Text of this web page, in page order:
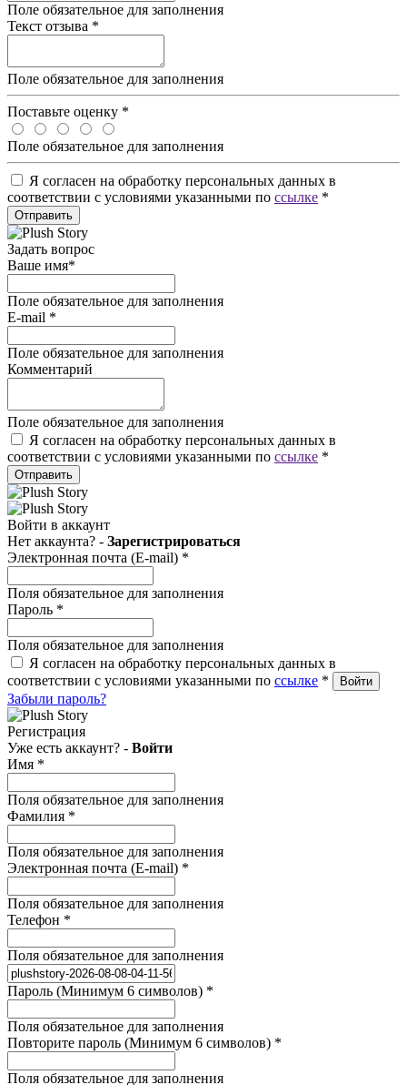
Поле обязательное для заполнения
Текст отзыва *
Поле обязательное для заполнения
Поставьте оценку *
Поле обязательное для заполнения
Я согласен на обработку персональных данных в
соответствии с условиями указанными по ссылке *
Отправить
Задать вопрос
Ваше имя*
Поле обязательное для заполнения
E-mail *
Поле обязательное для заполнения
Комментарий
Поле обязательное для заполнения
Я согласен на обработку персональных данных в
соответствии с условиями указанными по ссылке *
Отправить
Войти в аккаунт
Нет аккаунта? - Зарегистрироваться
Электронная почта (E-mail) *
Поля обязательное для заполнения
Пароль *
Поля обязательное для заполнения
Я согласен на обработку персональных данных в
соответствии с условиями указанными по ссылке *
Забыли пароль?
Регистрация
Уже есть аккаунт? - Войти
Имя *
Поля обязательное для заполнения
Фамилия *
Поля обязательное для заполнения
Электронная почта (E-mail) *
Поля обязательное для заполнения
Телефон *
Поля обязательное для заполнения
Пароль (Минимум 6 символов) *
Поля обязательное для заполнения
Повторите пароль (Минимум 6 символов) *
Поля обязательное для заполнения